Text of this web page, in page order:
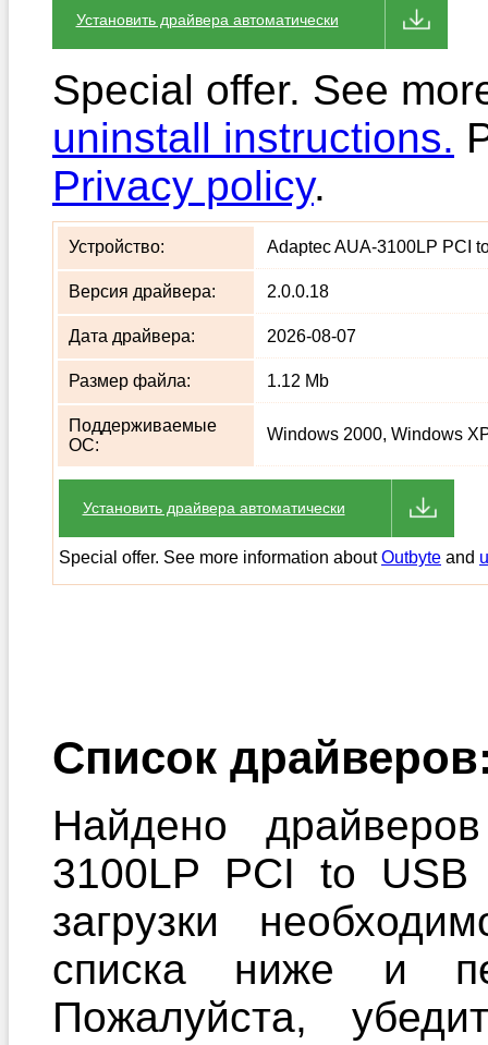
Установить драйвера автоматически
Special offer. See
uninstall instructions.
Privacy policy.
Устройство: Adaptec AUA-3100LP PCI
Версия драйвера: 2.0.0.18
Дата драйвера: 2026-08-07
Размер файла: 1.12 Mb
Поддерживаемые
ОС:
Windows 2000, Windows
Установить драйвера автоматически
Special offer. See more information aboutOutbyte and
Список
Найдено
3100LP PCI to
загрузки
списка ниже и
Пожалуйста,